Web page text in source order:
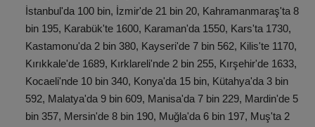
İstanbul'da 100 bin, İzmir'de 21 bin 20, Kahramanmaraş'ta 8
bin 195, Karabük'te 1600, Karaman'da 1550, Kars'ta 1730,
Kastamonu'da 2 bin 380, Kayseri'de 7 bin 562, Kilis'te 1170,
Kırıkkale'de 1689, Kırklareli'nde 2 bin 255, Kırşehir'de 1633,
Kocaeli'nde 10 bin 340, Konya'da 15 bin, Kütahya'da 3 bin
592, Malatya'da 9 bin 609, Manisa'da 7 bin 229, Mardin'de 5
bin 357, Mersin'de 8 bin 190, Muğla'da 6 bin 197, Muş'ta 2